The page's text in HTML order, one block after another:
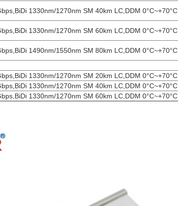
1330nm/1270nm SM 40km LC,DDM 0°C~+70°C
1330nm/1270nm SM 60km LC,DDM 0°C~+70°C
1490nm/1550nm SM 80km LC,DDM 0°C~+70°C
1330nm/1270nm SM 20km LC,DDM 0°C~+70°C
1330nm/1270nm SM 40km LC,DDM 0°C~+70°C
1330nm/1270nm SM 60km LC,DDM 0°C~+70°C